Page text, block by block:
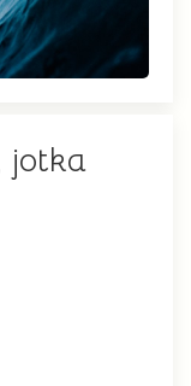
jotka